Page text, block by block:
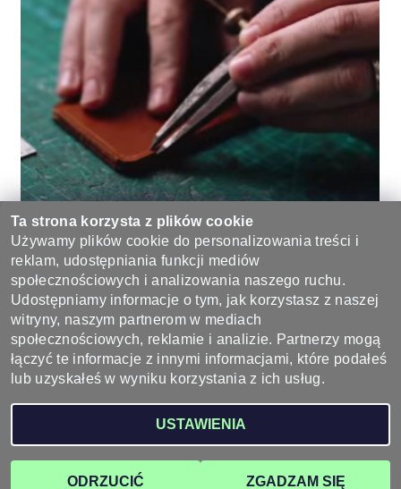
Bądź pierwszą osobą, która napisze opinię do tego produktu.
Dodaj komentarz
Wyroby ze skóry - sklep skórzany, galanteria skórzana
zastrzeżone
Opracował Shoptet
Ta strona korzysta z plików cookie
Używamy plików cookie do personalizowania treści i
reklam, udostępniania funkcji mediów
społecznościowych i analizowania naszego ruchu.
Udostępniamy informacje o tym, jak korzystasz z naszej
witryny, naszym partnerom w mediach
społecznościowych, reklamie i analizie. Partnerzy mogą
łączyć te informacje z innymi informacjami, które podałeś
lub uzyskałeś w wyniku korzystania z ich usług.
USTAWIENIA
ODRZUCIĆ ZGADZAM SIĘ